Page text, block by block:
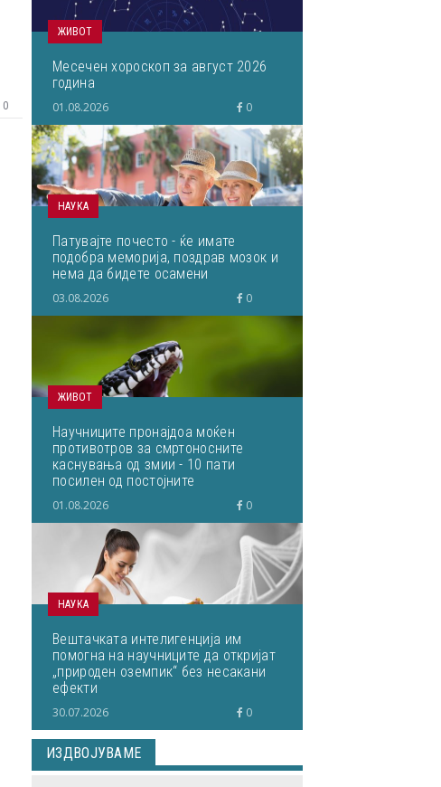
0
ЖИВОТ
Месечен хороскоп за август 2026
година
01.08.2026 0
НАУКА
Патувајте почесто - ќе имате
подобра меморија, поздрав мозок и
нема да бидете осамени
03.08.2026 0
ЖИВОТ
Научниците пронајдоа моќен
противотров за смртоносните
каснувања од змии - 10 пати
посилен од постојните
01.08.2026 0
НАУКА
Вештачката интелигенција им
помогна на научниците да откријат
„природен оземпик“ без несакани
ефекти
30.07.2026 0
ИЗДВОЈУВАМЕ